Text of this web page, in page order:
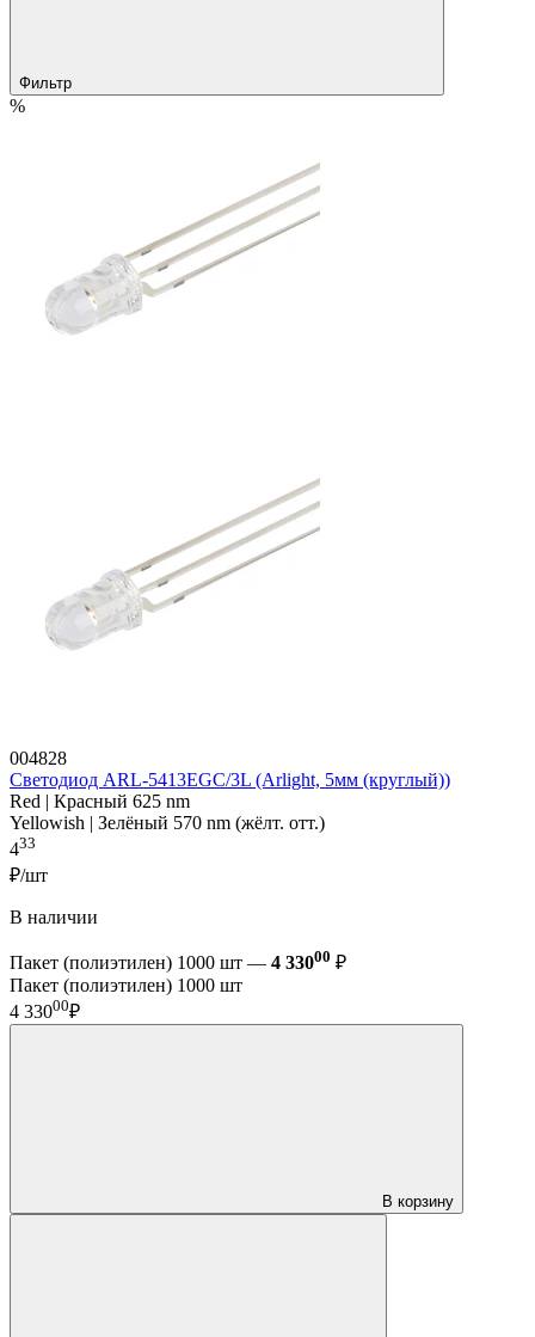
Фильтр
%
004828
Светодиод ARL-5413EGC/3L (Arlight, 5мм (круглый))
Red | Красный 625 nm
Yellowish | Зелёный 570 nm (жёлт. отт.)
433
₽/шт
В наличии
Пакет (полиэтилен) 1000 шт — 4 33000 ₽
Пакет (полиэтилен) 1000 шт
4 33000₽
В корзину